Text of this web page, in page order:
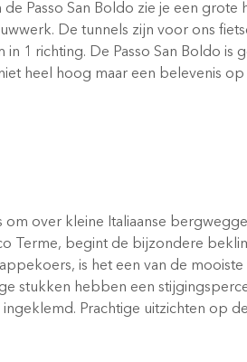
Passo San Boldo zie je een grote
De tunnels zijn voor ons
1 richting. De Passo San Boldo is
heel hoog maar een belevenis op
over kleine Italiaanse
Terme, begint de bijzondere
is het een van de mooiste
stukken hebben een
Prachtige uitzichten op